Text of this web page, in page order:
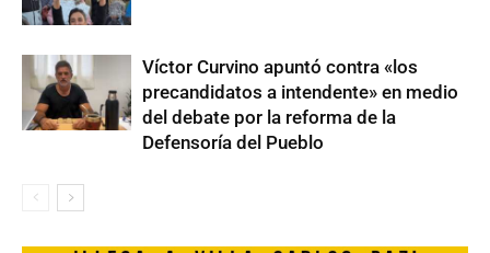
Víctor Curvino apuntó contra «los
precandidatos a intendente» en medio
del debate por la reforma de la
Defensoría del Pueblo